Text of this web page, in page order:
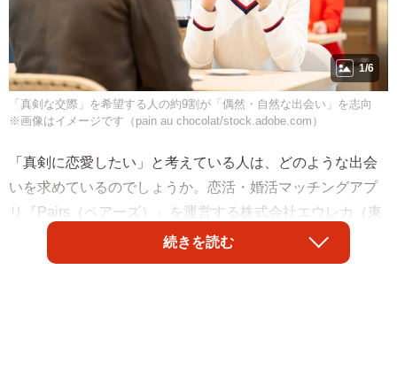
1/6
「真剣な交際」を希望する人の約9割が「偶然・自然な出会い」を志向
※画像はイメージです（pain au chocolat/stock.adobe.com）
「真剣に恋愛したい」と考えている人は、どのような出会
いを求めているのでしょうか。恋活・婚活マッチングアプ
リ『Pairs（ペアーズ）』を運営する株式会社エウレカ（東
京都港区）が実施した「真剣な恋愛・出会い方に関する実
態調査」によると、「真剣な交際」を希望する人の約9割が
続きを読む